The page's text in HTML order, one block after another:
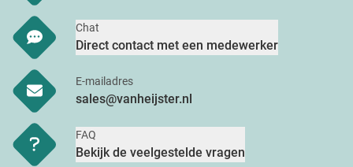
Chat
Direct contact met een medewerker
E-mailadres
sales@vanheijster.nl
FAQ
Bekijk de veelgestelde vragen